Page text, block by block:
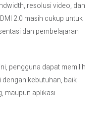
resolusi video, dan
2.0 masih cukup untuk
dan pembelajaran
pengguna dapat memilih
kebutuhan, baik
maupun aplikasi